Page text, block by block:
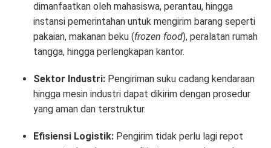
dimanfaatkan oleh mahasiswa, perantau, hingga
instansi pemerintahan untuk mengirim barang seperti
pakaian, makanan beku (frozen food), peralatan rumah
tangga, hingga perlengkapan kantor.
Sektor Industri: Pengiriman suku cadang kendaraan
hingga mesin industri dapat dikirim dengan prosedur
yang aman dan terstruktur.
Efisiensi Logistik: Pengirim tidak perlu lagi repot